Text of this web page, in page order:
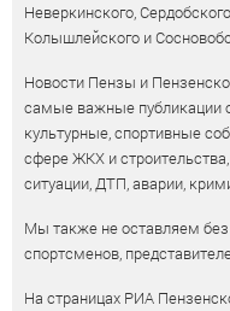
Неверкинского,
Колышлейского и
Новости Пензы и
самые важные публикации о
культурные, спортивные
сфере ЖКХ и
ситуации, ДТП, аварии,
Мы также не оставляем
спортсменов,
На страницах РИА